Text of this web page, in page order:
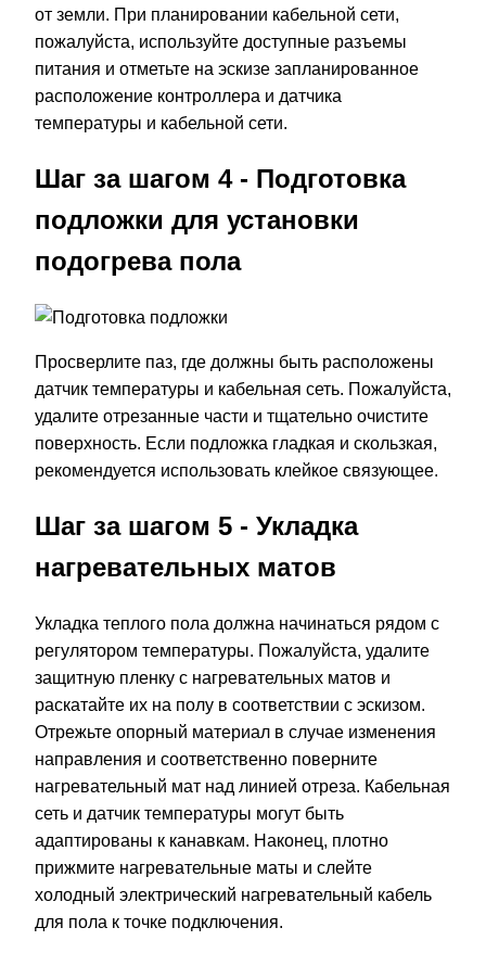
от земли. При планировании кабельной сети,
пожалуйста, используйте доступные разъемы
питания и отметьте на эскизе запланированное
расположение контроллера и датчика
температуры и кабельной сети.
Шаг за шагом 4 - Подготовка
подложки для установки
подогрева пола
Просверлите паз, где должны быть расположены
датчик температуры и кабельная сеть. Пожалуйста,
удалите отрезанные части и тщательно очистите
поверхность. Если подложка гладкая и скользкая,
рекомендуется использовать клейкое связующее.
Шаг за шагом 5 - Укладка
нагревательных матов
Укладка теплого пола должна начинаться рядом с
регулятором температуры. Пожалуйста, удалите
защитную пленку с нагревательных матов и
раскатайте их на полу в соответствии с эскизом.
Отрежьте опорный материал в случае изменения
направления и соответственно поверните
нагревательный мат над линией отреза. Кабельная
сеть и датчик температуры могут быть
адаптированы к канавкам. Наконец, плотно
прижмите нагревательные маты и слейте
холодный электрический нагревательный кабель
для пола к точке подключения.